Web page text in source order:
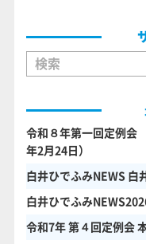
検索
令和８年第一回定例
年2月24日）
白井ひでふみNEWS 白
白井ひでふみ
令和7年 第４回定例会